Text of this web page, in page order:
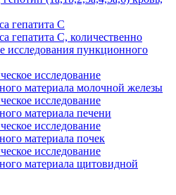
гепатита C
гепатита C, количественно
исследования пункционного
исследование
материала молочной железы
исследование
материала печени
исследование
материала почек
исследование
материала щитовидной